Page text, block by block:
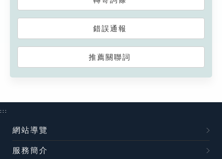
錯誤通報
推薦關聯詞
:::
網站導覽
服務簡介